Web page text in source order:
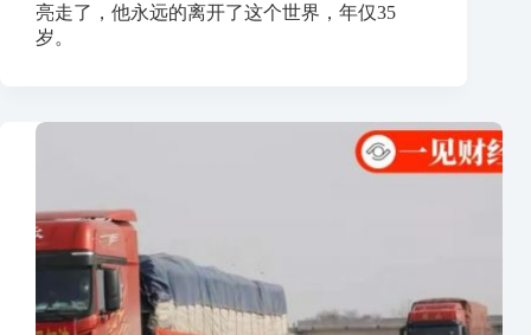
亮走了，他永远的离开了这个世界，年仅35
岁。